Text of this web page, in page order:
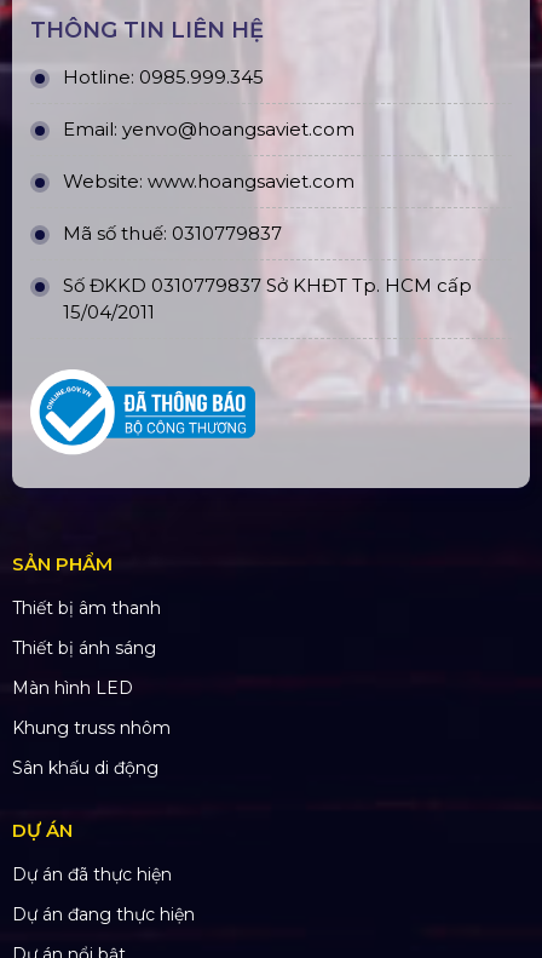
THÔNG TIN LIÊN HỆ
Hotline: 0985.999.345
Email: yenvo@hoangsaviet.com
Website: www.hoangsaviet.com
Mã số thuế: 0310779837
Số ĐKKD 0310779837 Sở KHĐT Tp. HCM cấp
15/04/2011
SẢN PHẨM
Thiết bị âm thanh
Thiết bị ánh sáng
Màn hình LED
Khung truss nhôm
Sân khấu di động
DỰ ÁN
Dự án đã thực hiện
Dự án đang thực hiện